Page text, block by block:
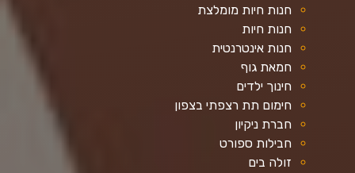
חנות חיות מומלצת
חנות חיות
חנות אינטרנטית
חמאת גוף
חינוך ילדים
חימום תת רצפתי בצפון
חברת ניקיון
חבילות ספורט
זולה בים